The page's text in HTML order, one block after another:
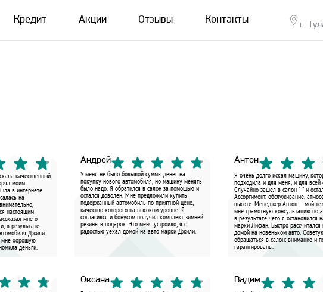
Кредит Акции Отзывы Контакты г.
качественный
моим
в интернете
на
настоящим
мне о
в результате
Джили.
мне хорошую
деньги.
Андрей
У меня не было большой суммы денег на
покупку нового автомобиля, но машину менять
было надо. Я обратился в салон за помощью и
остался доволен. Мне предложили купить
подержанный автомобиль по приятной цене,
качество которого на высоком уровне. Я
согласился и бонусом получил комплект зимней
резины в подарок. Это меня устроило, я с
радостью уехал домой на авто марки Джили.
Антон
Я очень долго искал машину,
подходила и для меня, и для всей
Случайно зашел в салон " " и
Ассортимент, обслуживание,
высоте. Менеджер Антон – мой
мне грамотную консультацию по
в результате чего я остановился
марки Лифан. Быстро рассчитался
домой на новеньком авто.
обращаться в салон: внимание и
гарантированы.
Оксана Вадим